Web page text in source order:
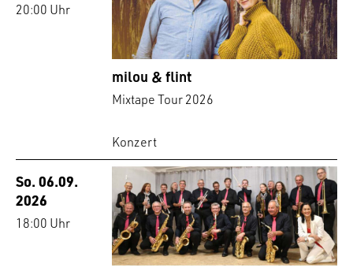
20:00 Uhr
milou & flint
Mixtape Tour 2026
Konzert
So. 06.09.
2026
18:00 Uhr